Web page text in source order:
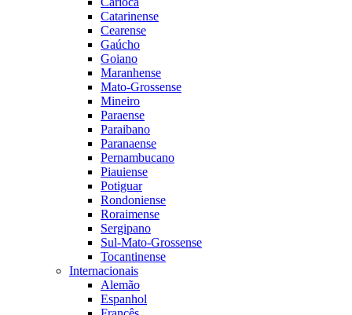
Catarinense
Cearense
Gaúcho
Goiano
Maranhense
Mato-Grossense
Mineiro
Paraense
Paraibano
Paranaense
Pernambucano
Piauiense
Potiguar
Rondoniense
Roraimense
Sergipano
Sul-Mato-Grossense
Tocantinense
Internacionais
Alemão
Espanhol